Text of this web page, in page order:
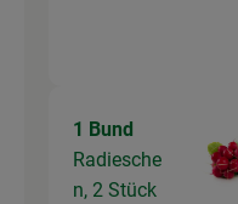
1 Bund
Radiesche
n, 2 Stück